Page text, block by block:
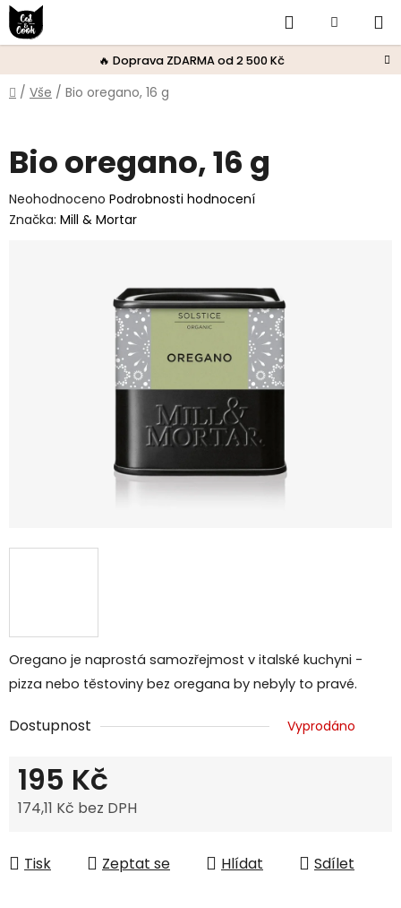
Přejít
na
obsah
🔥 Doprava ZDARMA od 2 500 Kč
HledatNákupní
košík
Domů
/ Vše / Bio oregano, 16 g
Oregano je naprostá samozřejmost v italské kuchyni -
pizza nebo těstoviny bez oregana by nebyly to pravé.
Dostupnost Vyprodáno
195 Kč
174,11 Kč bez DPH
Tisk
Zeptat se Hlídat Sdílet
Bio oregano, 16 g
Průměrné
hodnocení
Neohodnoceno Podrobnosti hodnocení
Značka: Mill & Mortar